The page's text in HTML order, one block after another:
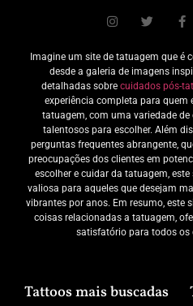
Imagine um site de tatuagem que é
desde a galeria de imagens
detalhadas sobre cuidados pós-
experiência completa para quem
tatuagem, com uma variedade
talentosos para escolher. Além
perguntas frequentes abrangente,
preocupações dos clientes em
escolher e cuidar da tatuagem,
valiosa para aqueles que desejam
vibrantes por anos. Em resumo, este
coisas relacionadas a tatuagem,
satisfatório para todos os
Tattoos mais buscadas